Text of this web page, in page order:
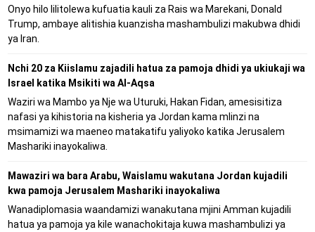
Onyo hilo lilitolewa kufuatia kauli za Rais wa Marekani, Donald
Trump, ambaye alitishia kuanzisha mashambulizi makubwa dhidi
ya Iran.
Nchi 20 za Kiislamu zajadili hatua za pamoja dhidi ya ukiukaji wa
Israel katika Msikiti wa Al-Aqsa
Waziri wa Mambo ya Nje wa Uturuki, Hakan Fidan, amesisitiza
nafasi ya kihistoria na kisheria ya Jordan kama mlinzi na
msimamizi wa maeneo matakatifu yaliyoko katika Jerusalem
Mashariki inayokaliwa.
Mawaziri wa bara Arabu, Waislamu wakutana Jordan kujadili
kwa pamoja Jerusalem Mashariki inayokaliwa
Wanadiplomasia waandamizi wanakutana mjini Amman kujadili
hatua ya pamoja ya kile wanachokitaja kuwa mashambulizi ya